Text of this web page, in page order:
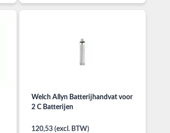
Welch Allyn Batterijhandvat voor
2 C Batterijen
120,53 (excl. BTW)